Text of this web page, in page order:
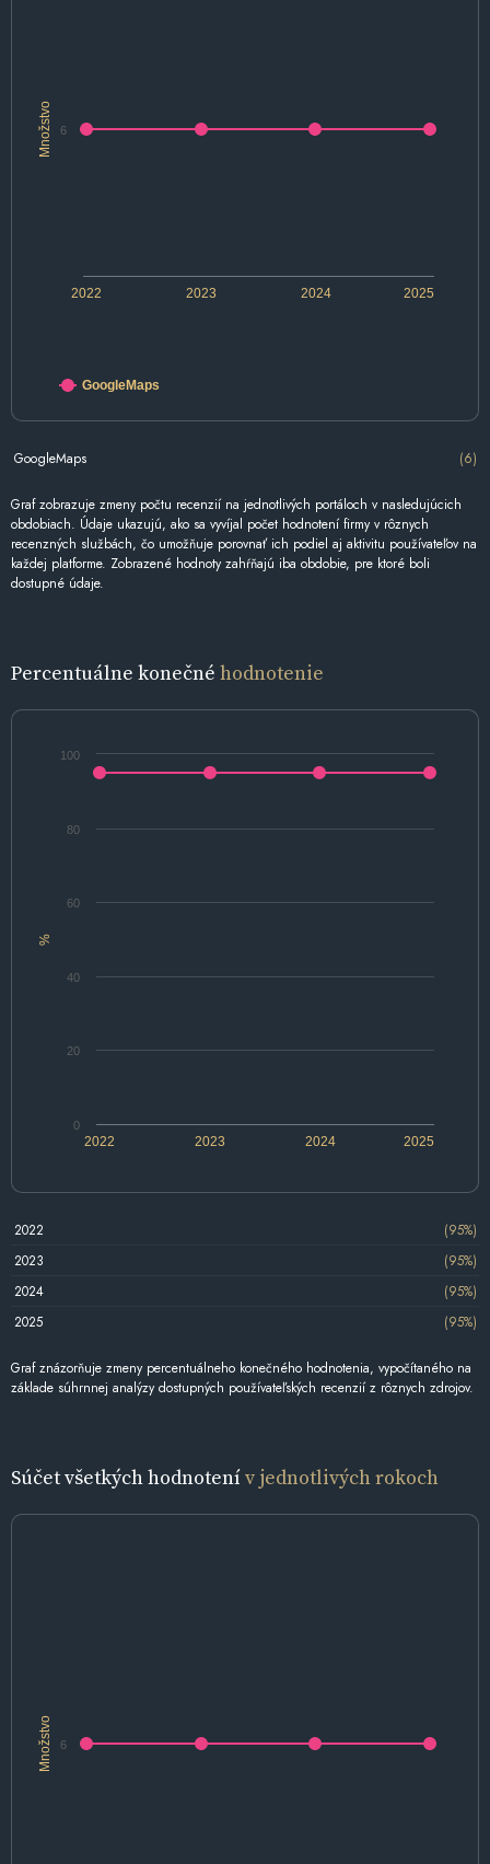
Množstvo
2022 2024
2023 2025
6
GoogleMaps
GoogleMaps (6)
Graf zobrazuje zmeny počtu recenzií na jednotlivých portáloch v nasledujúcich
obdobiach. Údaje ukazujú, ako sa vyvíjal počet hodnotení firmy v rôznych
recenzných službách, čo umožňuje porovnať ich podiel aj aktivitu používateľov na
každej platforme. Zobrazené hodnoty zahŕňajú iba obdobie, pre ktoré boli
dostupné údaje.
Percentuálne konečné hodnotenie
%
2022 2024
2023 2025
0
20
40
60
80
100
2022
(95%)
2023
(95%)
2024
(95%)
2025
(95%)
Graf znázorňuje zmeny percentuálneho konečného hodnotenia, vypočítaného na
základe súhrnnej analýzy dostupných používateľských recenzií z rôznych zdrojov.
Súčet všetkých hodnotenív jednotlivých rokoch
Množstvo 6